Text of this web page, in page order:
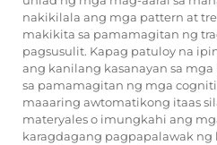
nakikilala ang mga pattern at
makikita sa pamamagitan ng
pagsusulit. Kapag patuloy na
ang kanilang kasanayan sa
sa pamamagitan ng mga
maaaring awtomatikong itaas
materyales o imungkahi ang
karagdagang pagpapalawak